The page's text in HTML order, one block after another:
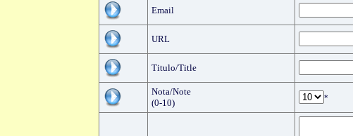
Email
URL
Titulo/Title
Nota/Note
(0-10)
*